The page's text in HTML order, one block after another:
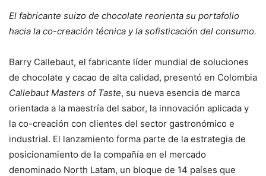
El fabricante suizo de chocolate reorienta su portafolio
hacia la co-creación técnica y la sofisticación del consumo.
Barry Callebaut, el fabricante líder mundial de soluciones
de chocolate y cacao de alta calidad, presentó en Colombia
Callebaut Masters of Taste, su nueva esencia de marca
orientada a la maestría del sabor, la innovación aplicada y
la co-creación con clientes del sector gastronómico e
industrial. El lanzamiento forma parte de la estrategia de
posicionamiento de la compañía en el mercado
denominado North Latam, un bloque de 14 países que